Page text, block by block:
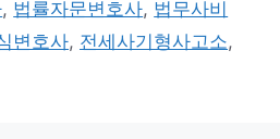
, 법률자문변호사, 법무사비
변호사, 전세사기형사고소,